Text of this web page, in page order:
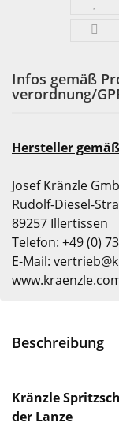
Infos gemäß
verordnung/
Hersteller gemäß
Josef Kränzle
Rudolf-Diesel-
89257 Illertissen
Telefon: +49 (0)
E-Mail:
Beschreibung
Kränzle
der Lanze